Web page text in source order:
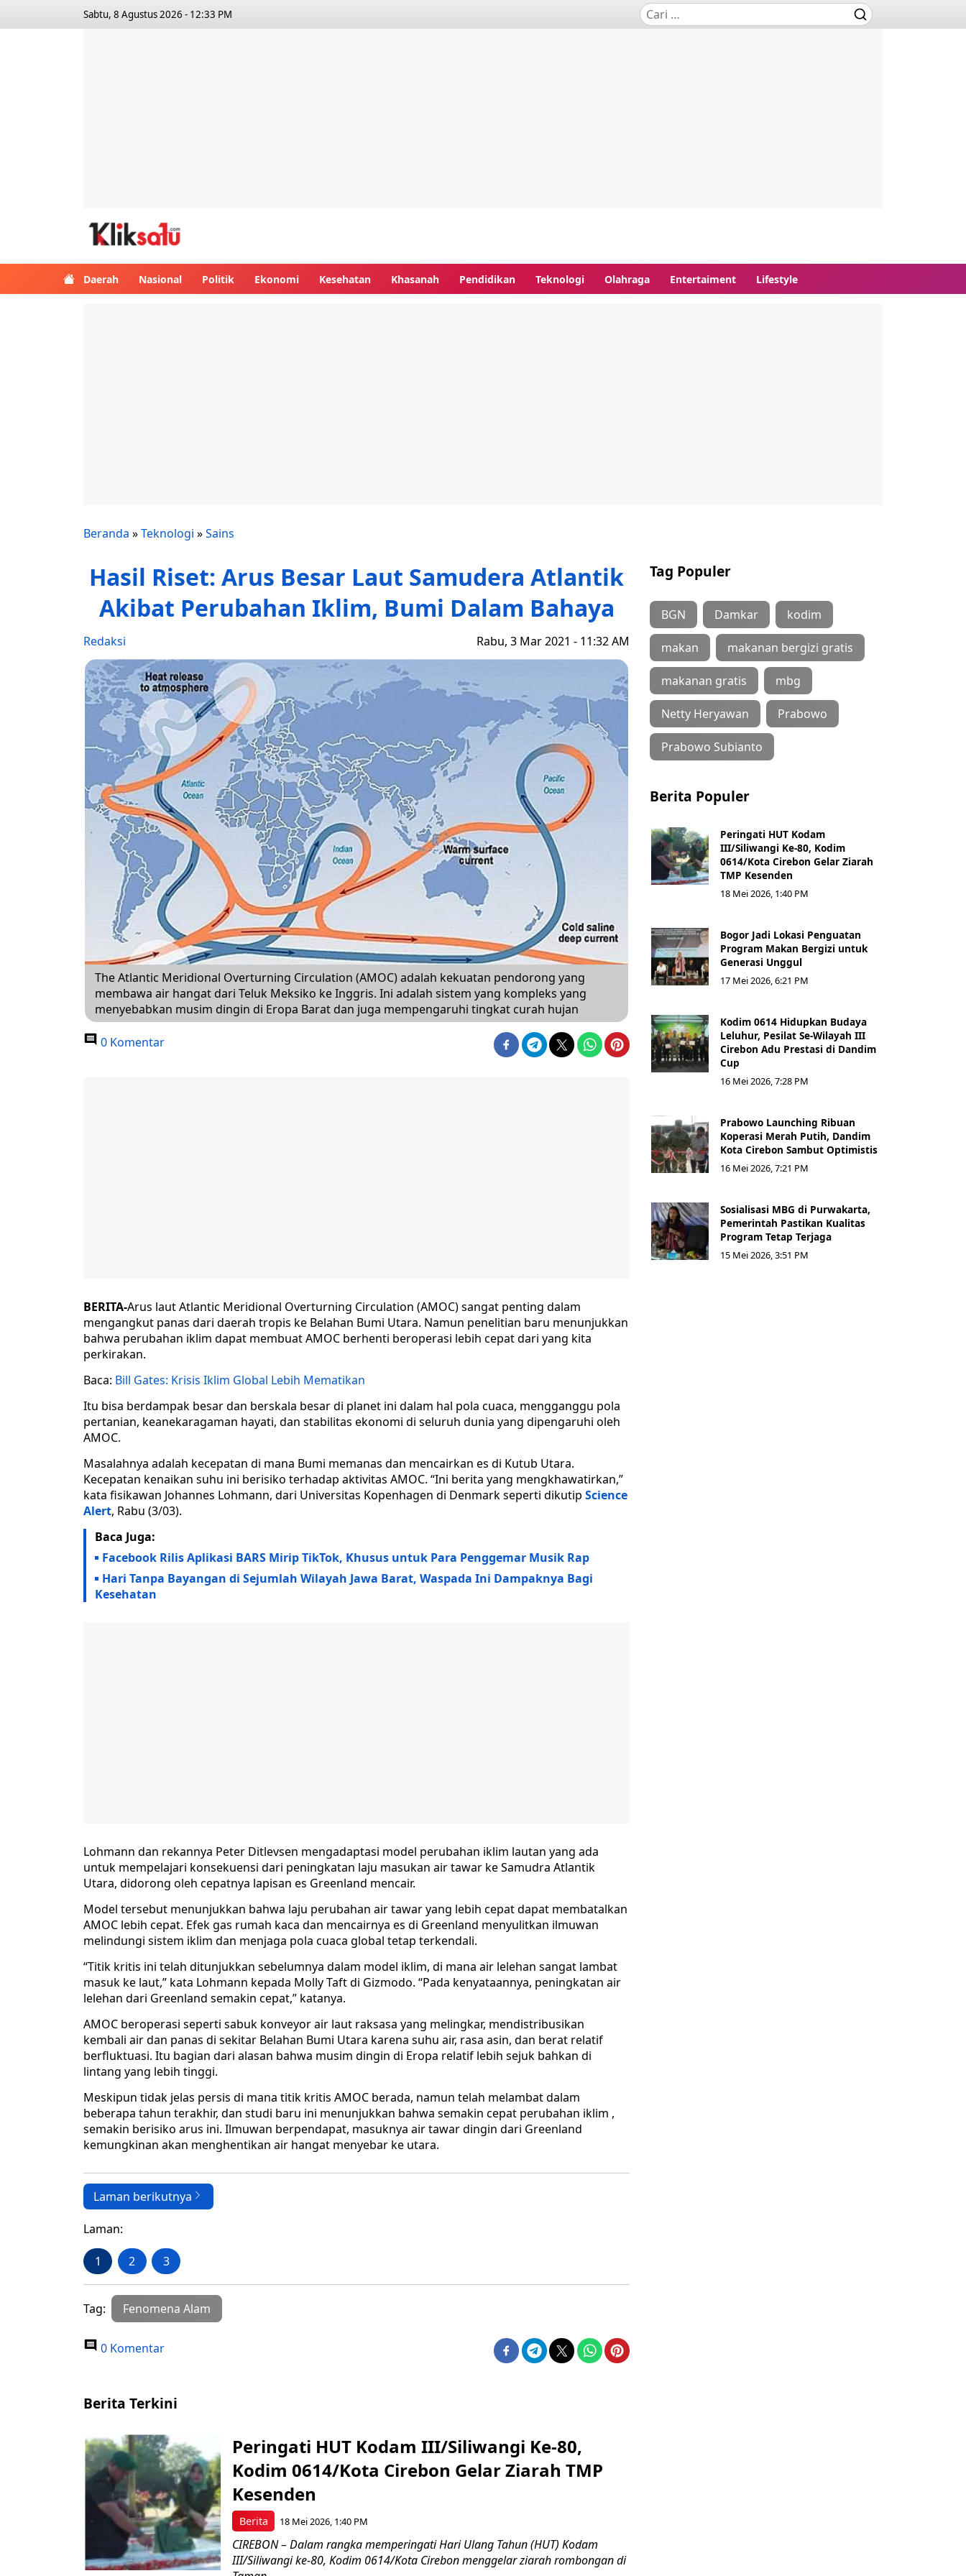
Sabtu, 8 Agustus 2026 - 12:33 PM
Daerah Nasional Politik Ekonomi Kesehatan Khasanah Pendidikan Teknologi Olahraga Entertaiment Lifestyle
Beranda »Teknologi »Sains
Hasil Riset: Arus Besar Laut Samudera Atlantik
Akibat Perubahan Iklim, Bumi Dalam Bahaya
Redaksi Rabu, 3 Mar 2021 - 11:32 AM
The Atlantic Meridional Overturning Circulation (AMOC) adalah kekuatan pendorong yang
membawa air hangat dari Teluk Meksiko ke Inggris. Ini adalah sistem yang kompleks yang
menyebabkan musim dingin di Eropa Barat dan juga mempengaruhi tingkat curah hujan
0 Komentar
BERITA-Arus laut Atlantic Meridional Overturning Circulation (AMOC) sangat penting dalam
mengangkut panas dari daerah tropis ke Belahan Bumi Utara. Namun penelitian baru menunjukkan
bahwa perubahan iklim dapat membuat AMOC berhenti beroperasi lebih cepat dari yang kita
perkirakan.
Baca: Bill Gates: Krisis Iklim Global Lebih Mematikan
Itu bisa berdampak besar dan berskala besar di planet ini dalam hal pola cuaca, mengganggu pola
pertanian, keanekaragaman hayati, dan stabilitas ekonomi di seluruh dunia yang dipengaruhi oleh
AMOC.
Masalahnya adalah kecepatan di mana Bumi memanas dan mencairkan es di Kutub Utara.
Kecepatan kenaikan suhu ini berisiko terhadap aktivitas AMOC. “Ini berita yang mengkhawatirkan,”
kata fisikawan Johannes Lohmann, dari Universitas Kopenhagen di Denmark seperti dikutip Science
Alert, Rabu (3/03).
Baca Juga:
Facebook Rilis Aplikasi BARS Mirip TikTok, Khusus untuk Para Penggemar Musik Rap
Hari Tanpa Bayangan di Sejumlah Wilayah Jawa Barat, Waspada Ini Dampaknya Bagi
Kesehatan
Lohmann dan rekannya Peter Ditlevsen mengadaptasi model perubahan iklim lautan yang ada
untuk mempelajari konsekuensi dari peningkatan laju masukan air tawar ke Samudra Atlantik
Utara, didorong oleh cepatnya lapisan es Greenland mencair.
Model tersebut menunjukkan bahwa laju perubahan air tawar yang lebih cepat dapat membatalkan
AMOC lebih cepat. Efek gas rumah kaca dan mencairnya es di Greenland menyulitkan ilmuwan
melindungi sistem iklim dan menjaga pola cuaca global tetap terkendali.
“Titik kritis ini telah ditunjukkan sebelumnya dalam model iklim, di mana air lelehan sangat lambat
masuk ke laut,” kata Lohmann kepada Molly Taft di Gizmodo. “Pada kenyataannya, peningkatan air
lelehan dari Greenland semakin cepat,” katanya.
AMOC beroperasi seperti sabuk konveyor air laut raksasa yang melingkar, mendistribusikan
kembali air dan panas di sekitar Belahan Bumi Utara karena suhu air, rasa asin, dan berat relatif
berfluktuasi. Itu bagian dari alasan bahwa musim dingin di Eropa relatif lebih sejuk bahkan di
lintang yang lebih tinggi.
Meskipun tidak jelas persis di mana titik kritis AMOC berada, namun telah melambat dalam
beberapa tahun terakhir, dan studi baru ini menunjukkan bahwa semakin cepat perubahan iklim ,
semakin berisiko arus ini. Ilmuwan berpendapat, masuknya air tawar dingin dari Greenland
kemungkinan akan menghentikan air hangat menyebar ke utara.
Laman berikutnya
Laman:
1 2 3
Tag: Fenomena Alam
0 Komentar
Tag Populer
BGN Damkar kodim
makan makanan bergizi gratis
makanan gratis mbg
Netty Heryawan Prabowo
Prabowo Subianto
Berita Populer
Peringati HUT Kodam
III/Siliwangi Ke-80, Kodim
0614/Kota Cirebon Gelar Ziarah
TMP Kesenden
18 Mei 2026, 1:40 PM
Bogor Jadi Lokasi Penguatan
Program Makan Bergizi untuk
Generasi Unggul
17 Mei 2026, 6:21 PM
Kodim 0614 Hidupkan Budaya
Leluhur, Pesilat Se-Wilayah III
Cirebon Adu Prestasi di Dandim
Cup
16 Mei 2026, 7:28 PM
Prabowo Launching Ribuan
Koperasi Merah Putih, Dandim
Kota Cirebon Sambut Optimistis
16 Mei 2026, 7:21 PM
Sosialisasi MBG di Purwakarta,
Pemerintah Pastikan Kualitas
Program Tetap Terjaga
15 Mei 2026, 3:51 PM
Berita Terkini
Berita
Peringati HUT Kodam III/Siliwangi Ke-80,
Kodim 0614/Kota Cirebon Gelar Ziarah TMP
Kesenden
18 Mei 2026, 1:40 PM
CIREBON – Dalam rangka memperingati Hari Ulang Tahun (HUT) Kodam
III/Siliwangi ke-80, Kodim 0614/Kota Cirebon menggelar ziarah rombongan di